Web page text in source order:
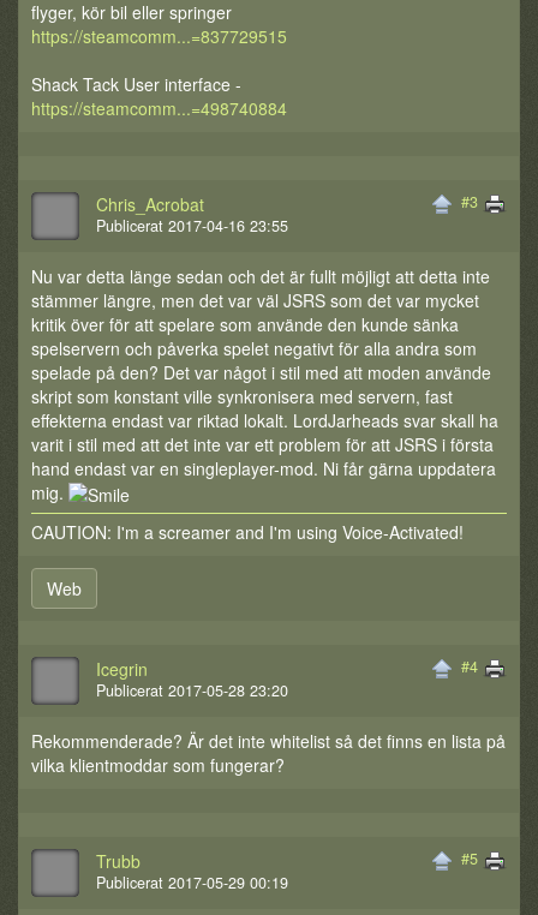
flyger, kör bil eller springer
https://steamcomm...=837729515
Shack Tack User interface -
https://steamcomm...=498740884
#3
Chris_Acrobat
Publicerat 2017-04-16 23:55
Nu var detta länge sedan och det är fullt möjligt att detta inte
stämmer längre, men det var väl JSRS som det var mycket
kritik över för att spelare som använde den kunde sänka
spelservern och påverka spelet negativt för alla andra som
spelade på den? Det var något i stil med att moden använde
skript som konstant ville synkronisera med servern, fast
effekterna endast var riktad lokalt. LordJarheads svar skall ha
varit i stil med att det inte var ett problem för att JSRS i första
hand endast var en singleplayer-mod. Ni får gärna uppdatera
mig.
CAUTION: I'm a screamer and I'm using Voice-Activated!
Web
#4
Icegrin
Publicerat 2017-05-28 23:20
Rekommenderade? Är det inte whitelist så det finns en lista på
vilka klientmoddar som fungerar?
#5
Trubb
Publicerat 2017-05-29 00:19